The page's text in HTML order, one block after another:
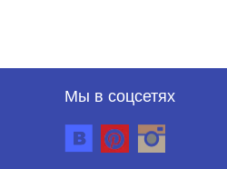
Мы в соцсетях